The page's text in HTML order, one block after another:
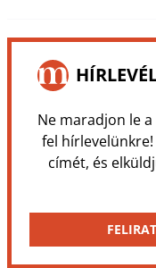
Ne maradjon le a
fel hírlevelünkre!
címét, és